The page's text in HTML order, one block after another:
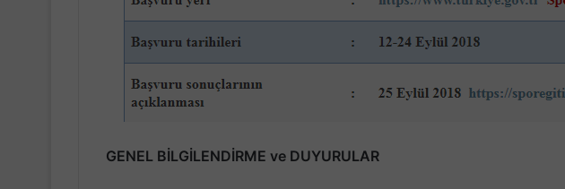
GENEL BİLGİLENDİRME ve DUYURULAR